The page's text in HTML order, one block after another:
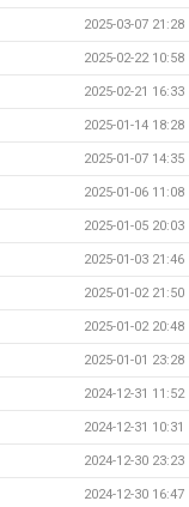
2025-03-07 21:28
2025-02-22 10:58
2025-02-21 16:33
2025-01-14 18:28
2025-01-07 14:35
2025-01-06 11:08
2025-01-05 20:03
2025-01-03 21:46
2025-01-02 21:50
2025-01-02 20:48
2025-01-01 23:28
2024-12-31 11:52
2024-12-31 10:31
2024-12-30 23:23
2024-12-30 16:47